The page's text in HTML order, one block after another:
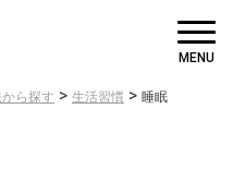
MENU
症状
ら探す > 生活習慣 > 睡眠